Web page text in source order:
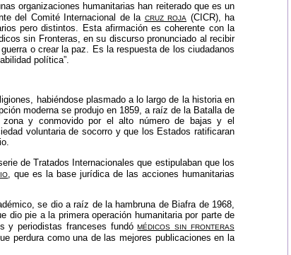
organizaciones humanitarias han reiterado que es un
del Comité Internacional de la cruz roja (CICR), ha
pero distintos. Esta afirmación es coherente con la
sin Fronteras, en su discurso pronunciado al recibir
o crear la paz. Es la respuesta de los ciudadanos
política”.
habiéndose plasmado a lo largo de la historia en
moderna se produjo en 1859, a raíz de la Batalla de
y conmovido por el alto número de bajas y el
voluntaria de socorro y que los Estados ratificaran
de Tratados Internacionales que estipulaban que los
, que es la base jurídica de las acciones humanitarias
se dio a raíz de la hambruna de Biafra de 1968,
dio pie a la primera operación humanitaria por parte de
y periodistas franceses fundómédicos sin fronteras
perdura como una de las mejores publicaciones en la